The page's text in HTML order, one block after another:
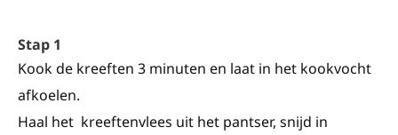
Stap 1
Kook de kreeften 3 minuten en laat in het kookvocht
afkoelen.
Haal het kreeftenvlees uit het pantser, snijd in